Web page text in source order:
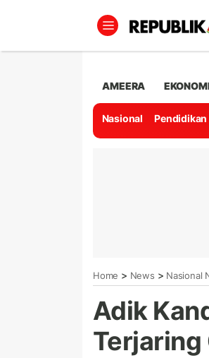
AMEERA
Nasional Pendidikan
Home > News > Nasional
Adik
Terjaring